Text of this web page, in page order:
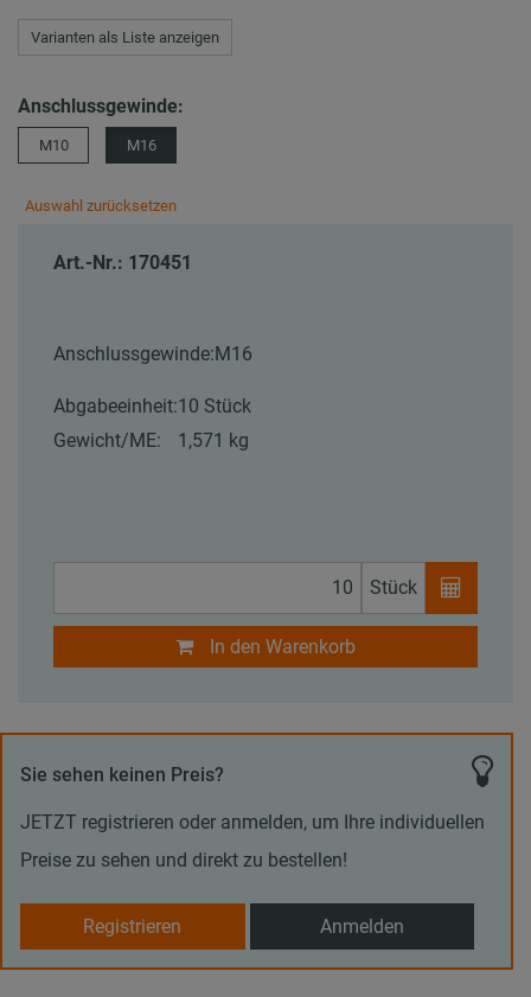
Varianten als Liste anzeigen
Anschlussgewinde:
M10 M16
Auswahl zurücksetzen
Art.-Nr.: 170451
Anschlussgewinde:M16
Abgabeeinheit:10 Stück
Gewicht/ME:
1,571 kg
Stück
In den Warenkorb
Sie sehen keinen Preis?
JETZT registrieren oder anmelden, um Ihre individuellen
Preise zu sehen und direkt zu bestellen!
Registrieren Anmelden